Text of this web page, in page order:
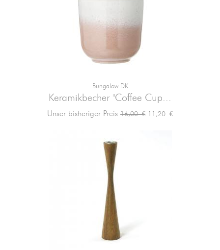
Bungalow DK
Keramikbecher "Coffee Cup...
Unser bisheriger Preis Verkaufspreis
16,00 € Preis
11,20 €